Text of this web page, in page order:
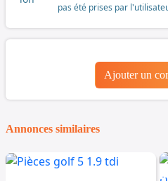
pas été prises par
Ajouter un
Annonces similaires